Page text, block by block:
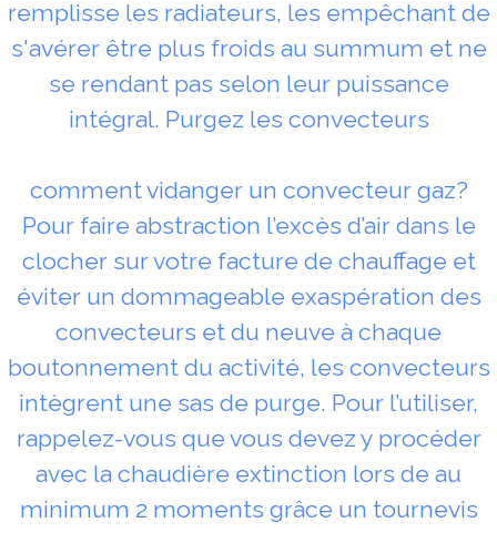
remplisse les radiateurs, les empêchant de
s'avérer être plus froids au summum et ne
se rendant pas selon leur puissance
intégral. Purgez les convecteurs
comment vidanger un convecteur gaz?
Pour faire abstraction l’excès d’air dans le
clocher sur votre facture de chauffage et
éviter un dommageable exaspération des
convecteurs et du neuve à chaque
boutonnement du activité, les convecteurs
intègrent une sas de purge. Pour l’utiliser,
rappelez-vous que vous devez y procéder
avec la chaudière extinction lors de au
minimum 2 moments grâce un tournevis